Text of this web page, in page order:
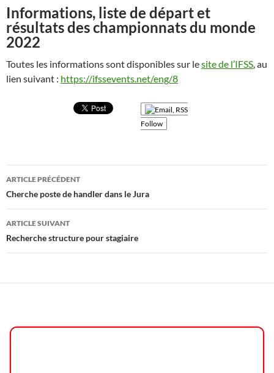
Informations, liste de départ et
résultats des championnats du monde
2022
Toutes les informations sont disponibles sur lesite de l’IFSS, au
lien suivant : https://ifssevents.net/eng/8
Follow
Navigation
des
articles
ARTICLE PRÉCÉDENT
Cherche poste de handler dans le Jura
ARTICLE SUIVANT
Recherche structure pour stagiaire